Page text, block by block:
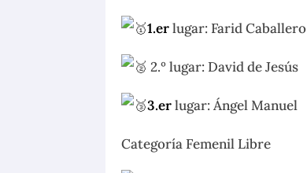
1.erlugar: Farid Caballero
2.º lugar: David de Jesús
3.erlugar: Ángel Manuel
Categoría Femenil Libre